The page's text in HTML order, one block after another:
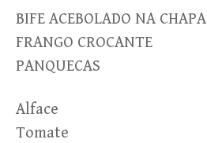
BIFE ACEBOLADO NA CHAPA
FRANGO CROCANTE
PANQUECAS
Alface
Tomate